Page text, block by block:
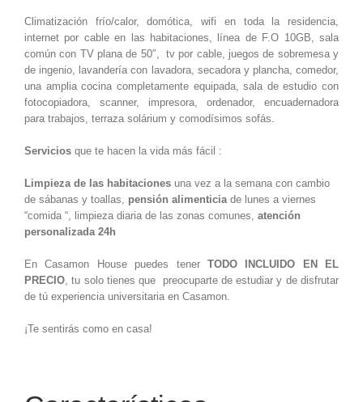
Climatización frío/calor, domótica, wifi en toda la residencia,
internet por cable en las habitaciones, línea de F.O 10GB, sala
común con TV plana de 50″, tv por cable, juegos de sobremesa y
de ingenio, lavandería con lavadora, secadora y plancha, comedor,
una amplia cocina completamente equipada, sala de estudio con
fotocopiadora, scanner, impresora, ordenador, encuadernadora
para trabajos, terraza solárium y comodísimos sofás.
Servicios que te hacen la vida más fácil :
Limpieza de las habitaciones una vez a la semana con cambio
de sábanas y toallas, pensión alimenticiade lunes a viernes
“comida “, limpieza diaria de las zonas comunes, atención
personalizada 24h
En Casamon House puedes tener TODO INCLUIDO EN EL
PRECIO, tu solo tienes que preocuparte de estudiar y de disfrutar
de tú experiencia universitaria en Casamon.
¡Te sentirás como en casa!